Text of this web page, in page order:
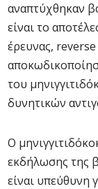
αναπτύχθηκαν
είναι το
έρευνας,
του
δυνητικών
Ο
εκδήλωσης της
είναι υπεύθυνη